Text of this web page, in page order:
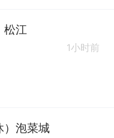
松江
1小时前
）泡菜城